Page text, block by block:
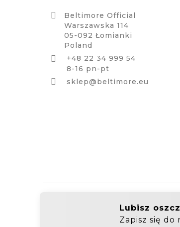

Beltimore Official
Warszawska 114
05-092 Łomianki
Poland

+48 22 34 999 54
8-16 pn-pt
 sklep@beltimore.eu